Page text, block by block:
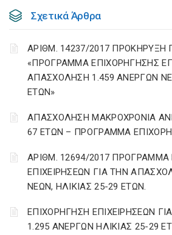
Σχετικά Άρθρα
ΑΡΙΘΜ. 14237/2017 ΠΡΟΚΗΡΥΞΗ
«ΠΡΟΓΡΑΜΜΑ ΕΠΙΧΟΡΗΓΗΣΗΣ
ΑΠΑΣΧΟΛΗΣΗ 1.459 ΑΝΕΡΓΩΝ
ΕΤΩΝ»
ΑΠΑΣΧΟΛΗΣΗ ΜΑΚΡΟΧΡΟΝΙΑ
67 ΕΤΩΝ – ΠΡΟΓΡΑΜΜΑ
ΑΡΙΘΜ. 12694/2017 ΠΡΟΓΡΑΜΜΑ
ΕΠΙΧΕΙΡΗΣΕΩΝ ΓΙΑ ΤΗΝ
ΝΕΩΝ, ΗΛΙΚΙΑΣ 25-29 ΕΤΩΝ.
ΕΠΙΧΟΡΗΓΗΣΗ ΕΠΙΧΕΙΡΗΣΕΩΝ
1.295 ΑΝΕΡΓΩΝ ΗΛΙΚΙΑΣ 25-29